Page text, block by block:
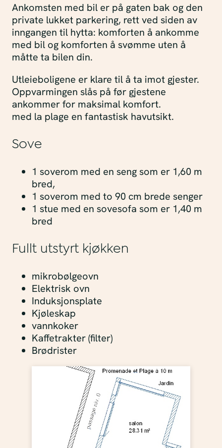
Ankomsten med bil er på gaten bak og den
private lukket parkering, rett ved siden av
inngangen til hytta: komforten å ankomme
med bil og komforten å svømme uten å
måtte ta bilen din.
Utleieboligene er klare til å ta imot gjester.
Oppvarmingen slås på før gjestene
ankommer for maksimal komfort.
med la plage en fantastisk havutsikt.
Sove
1 soverom med en seng som er 1,60 m
bred,
1 soverom med to 90 cm brede senger
1 stue med en sovesofa som er 1,40 m
bred
Fullt utstyrt kjøkken
mikrobølgeovn
Elektrisk ovn
Induksjonsplate
Kjøleskap
vannkoker
Kaffetrakter (filter)
Brødrister